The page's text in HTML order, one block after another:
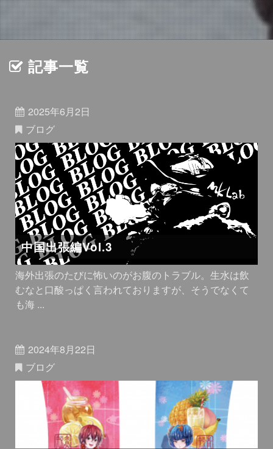
記事一覧
2025年6月2日
ブログ
中国出張編Vol.3
海外出張のたびに怖いのがお腹のトラブル。生水は飲
むなと口酸っぱく言われておりますが、そうでなくて
も海 ...
2024年8月22日
ブログ